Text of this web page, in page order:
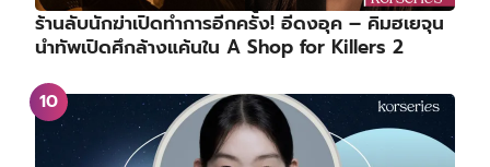
ร้านลับนักฆ่าเปิดทำการอีกครั้ง! อีดงอุค – คิมฮเยจุน
นำทัพเปิดศึกล้างแค้นใน A Shop for Killers 2